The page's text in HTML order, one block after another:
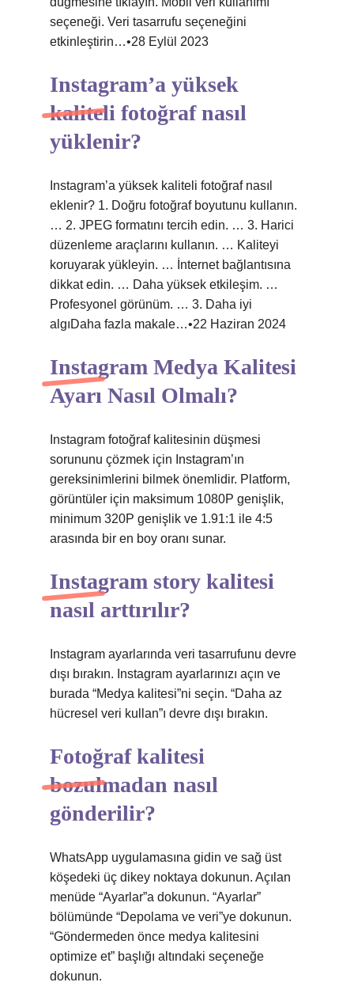
seçeneği. Veri tasarrufu seçeneğini
etkinleştirin…•28 Eylül 2023
Instagram’a yüksek
kaliteli fotoğraf nasıl
yüklenir?
Instagram’a yüksek kaliteli fotoğraf nasıl
eklenir? 1. Doğru fotoğraf boyutunu kullanın.
… 2. JPEG formatını tercih edin. … 3. Harici
düzenleme araçlarını kullanın. … Kaliteyi
koruyarak yükleyin. … İnternet bağlantısına
dikkat edin. … Daha yüksek etkileşim. …
Profesyonel görünüm. … 3. Daha iyi
algıDaha fazla makale…•22 Haziran 2024
Instagram Medya Kalitesi
Ayarı Nasıl Olmalı?
Instagram fotoğraf kalitesinin düşmesi
sorununu çözmek için Instagram’ın
gereksinimlerini bilmek önemlidir. Platform,
görüntüler için maksimum 1080P genişlik,
minimum 320P genişlik ve 1.91:1 ile 4:5
arasında bir en boy oranı sunar.
Instagram story kalitesi
nasıl arttırılır?
Instagram ayarlarında veri tasarrufunu devre
dışı bırakın. Instagram ayarlarınızı açın ve
burada “Medya kalitesi”ni seçin. “Daha az
hücresel veri kullan”ı devre dışı bırakın.
Fotoğraf kalitesi
bozulmadan nasıl
gönderilir?
WhatsApp uygulamasına gidin ve sağ üst
köşedeki üç dikey noktaya dokunun. Açılan
menüde “Ayarlar”a dokunun. “Ayarlar”
bölümünde “Depolama ve veri”ye dokunun.
“Göndermeden önce medya kalitesini
optimize et” başlığı altındaki seçeneğe
dokunun.